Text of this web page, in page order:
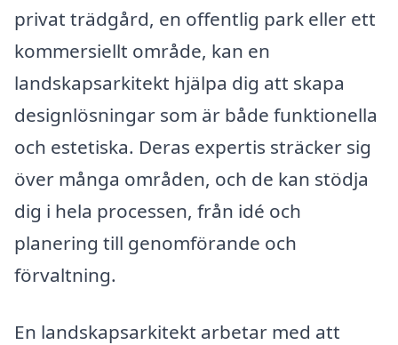
privat trädgård, en offentlig park eller ett
kommersiellt område, kan en
landskapsarkitekt hjälpa dig att skapa
designlösningar som är både funktionella
och estetiska. Deras expertis sträcker sig
över många områden, och de kan stödja
dig i hela processen, från idé och
planering till genomförande och
förvaltning.
En landskapsarkitekt arbetar med att